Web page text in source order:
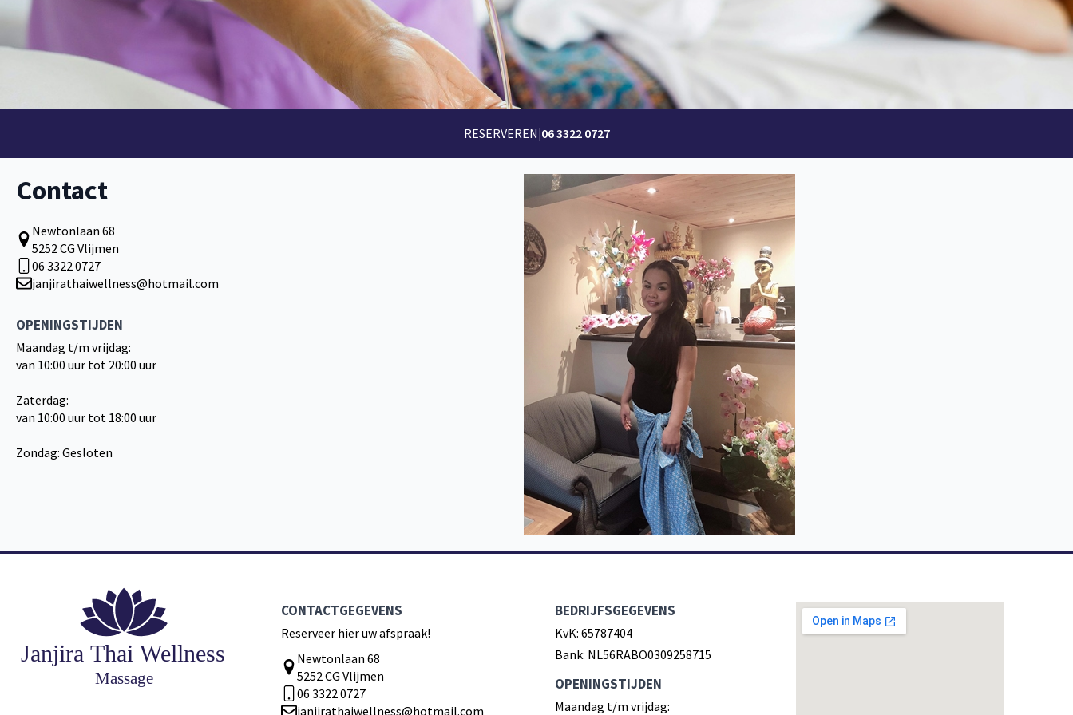
RESERVEREN|06 3322 0727
Contact
Newtonlaan 68
5252 CG Vlijmen
06 3322 0727
janjirathaiwellness@hotmail.com
OPENINGSTIJDEN
Maandag t/m vrijdag:
van 10:00 uur tot 20:00 uur
Zaterdag:
van 10:00 uur tot 18:00 uur
Zondag: Gesloten
CONTACTGEGEVENS
Reserveer hier uw afspraak!
Newtonlaan 68
5252 CG Vlijmen
06 3322 0727
janjirathaiwellness@hotmail.com
BEDRIJFSGEGEVENS
KvK: 65787404
Bank: NL56RABO0309258715
OPENINGSTIJDEN
Maandag t/m vrijdag: